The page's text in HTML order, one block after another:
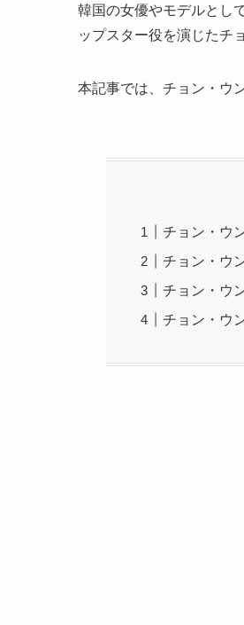
韓国の女優やモデルとし
ップスター役を演じたチ
本記事では、チョン・ウ
チョン・ウ
チョン・ウ
チョン・ウ
チョン・ウ